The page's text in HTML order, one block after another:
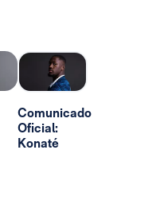
Comunicado
Oficial:
Konaté